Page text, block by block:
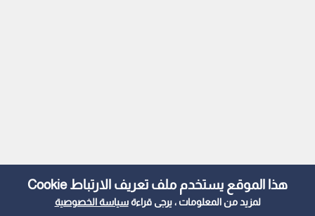
هذا الموقع يستخدم ملف تعريف الارتباط Cookie
لمزيد من المعلومات ، يرجى قراءةسياسة الخصوصية